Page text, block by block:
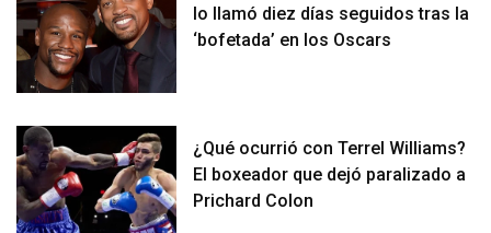
lo llamó diez días seguidos tras la
‘bofetada’ en los Oscars
¿Qué ocurrió con Terrel Williams?
El boxeador que dejó paralizado a
Prichard Colon